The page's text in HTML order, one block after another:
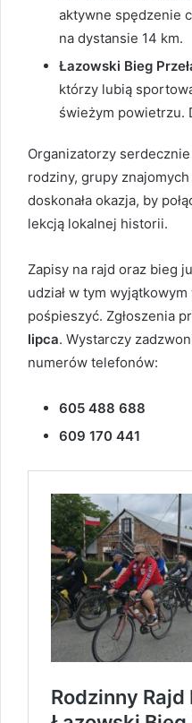
aktywne spędzenie
na dystansie 14 km.
Łazowski Bieg
którzy lubią
świeżym powietrzu.
Organizatorzy serdecznie
rodziny, grupy
doskonała okazja, by
lekcją lokalnej historii.
Zapisy na rajd oraz bieg
udział w tym
pośpieszyć. Zgłoszenia
lipca. Wystarczy
numerów telefonów:
605 488 688
609 170 441